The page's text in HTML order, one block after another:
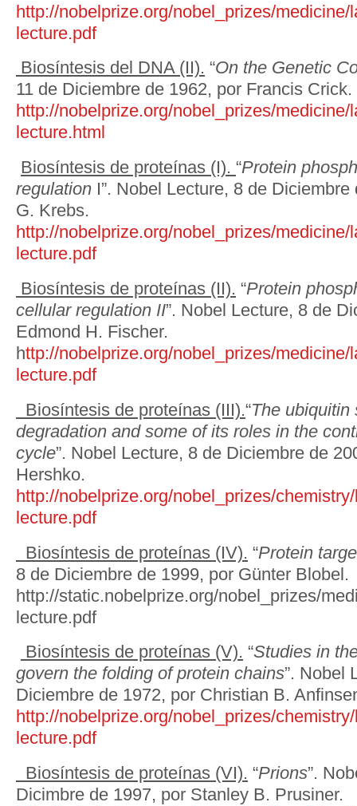
http://nobelprize.org/nobel_prizes/
lecture.pdf
Biosíntesis del DNA (II). “On the Genetic
11 de Diciembre de 1962, por Francis Crick.
http://nobelprize.org/nobel_prizes/
lecture.html
Biosíntesis de proteínas (I). “Protein
regulation I”. Nobel Lecture, 8 de
G. Krebs.
http://nobelprize.org/nobel_prizes/
lecture.pdf
Biosíntesis de proteínas (II). “Protein
cellular regulation II”. Nobel Lecture, 8 de
Edmond H. Fischer.
http://nobelprize.org/nobel_prizes/
lecture.pdf
Biosíntesis de proteínas (III).“The ubiquitin
degradation and some of its roles in the
cycle”. Nobel Lecture, 8 de Diciembre de
Hershko.
http://nobelprize.org/nobel_prizes/
lecture.pdf
Biosíntesis de proteínas (IV). “Protein
8 de Diciembre de 1999, por Günter Blobel.
http://static.nobelprize.org/nobel_prizes/
lecture.pdf
Biosíntesis de proteínas (V). “Studies in
govern the folding of protein chains”. Nobel
Diciembre de 1972, por Christian B.
http://nobelprize.org/nobel_prizes/
lecture.pdf
Biosíntesis de proteínas (VI). “Prions”.
Dicimbre de 1997, por Stanley B. Prusiner.